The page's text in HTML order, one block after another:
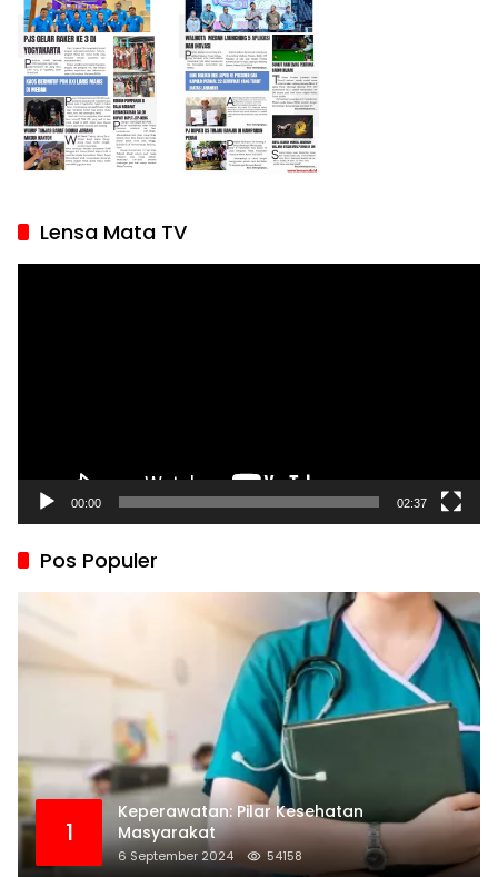
Lensa Mata TV
00:00 02:37
Pos Populer
1
Keperawatan: Pilar Kesehatan
Masyarakat
6 September 2024 54158